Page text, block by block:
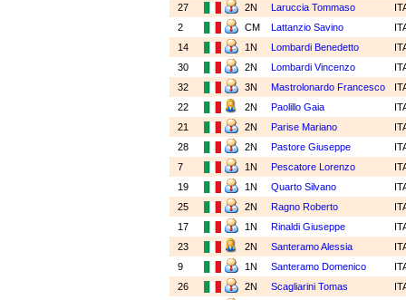
27
2N Laruccia Tommaso
2
CM Lattanzio Savino
14
1N Lombardi Benedetto
30
2N Lombardi Vincenzo
32
3N Mastrolonardo Francesco
22
2N Paolillo Gaia
21
2N Parise Mariano
28
2N Pastore Giuseppe
7
1N Pescatore Lorenzo
19
1N Quarto Silvano
25
2N Ragno Roberto
17
1N Rinaldi Giuseppe
23
2N Santeramo Alessia
9
1N Santeramo Domenico
26
2N Scagliarini Tomas